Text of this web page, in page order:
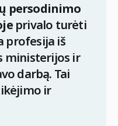
persodinimo
privalo turėti
profesija iš
ministerijos ir
darbą. Tai
ir